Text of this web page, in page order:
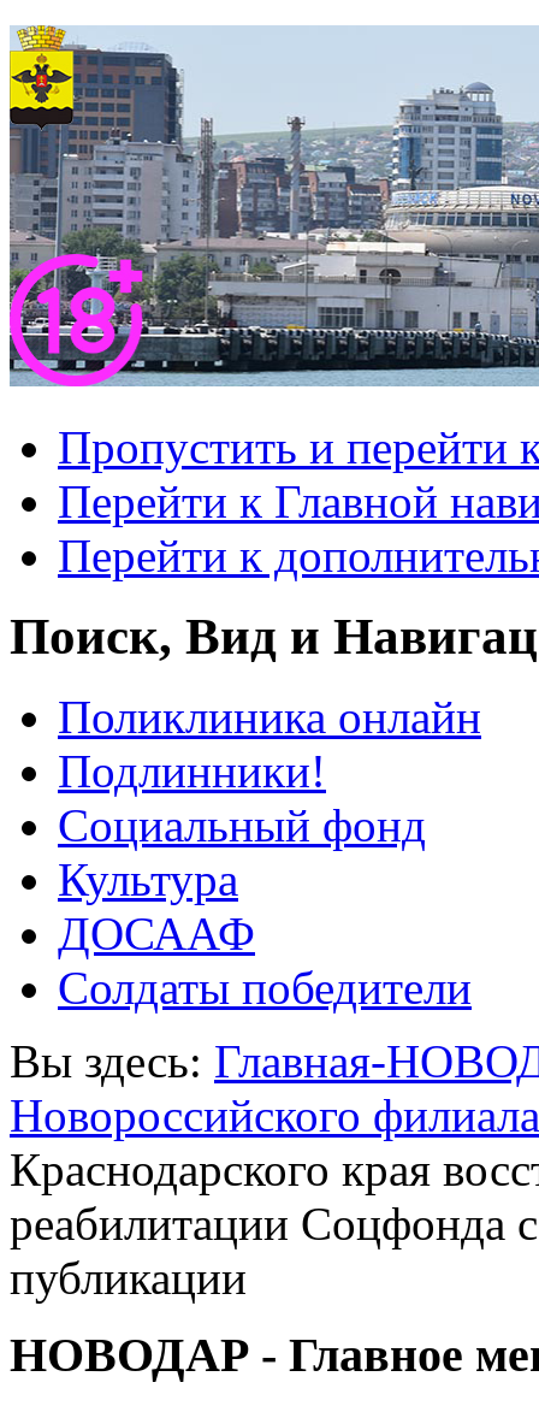
Пропустить и перейти
Перейти к Главной
Перейти к
Поиск, Вид и
Поликлиника онлайн
Подлинники!
Социальный фонд
Культура
ДОСААФ
Солдаты победители
Вы здесь: Главная-
Новороссийского
Краснодарского края
реабилитации Соцфонда
публикации
НОВОДАР - Главное